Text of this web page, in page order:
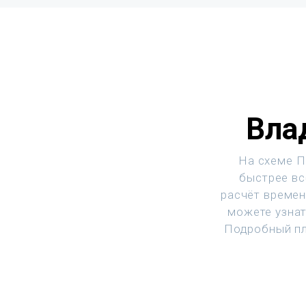
На схеме
быстрее
расчёт
можете
Подробный